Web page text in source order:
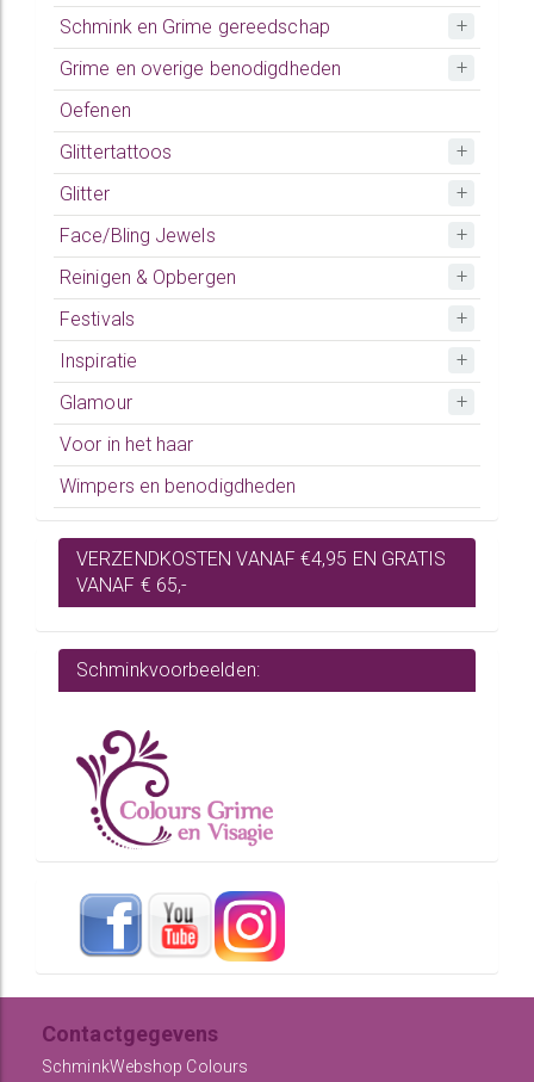
Schmink en Grime gereedschap
Grime en overige benodigdheden
Oefenen
Glittertattoos
Glitter
Face/Bling Jewels
Reinigen & Opbergen
Festivals
Inspiratie
Glamour
Voor in het haar
Wimpers en benodigdheden
VERZENDKOSTEN VANAF €4,95 EN GRATIS
VANAF € 65,-
Schminkvoorbeelden:
Contactgegevens
SchminkWebshop Colours